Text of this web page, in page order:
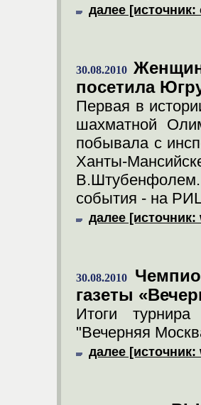
далее
30.08.2010
посетила
Первая в
шахматной
побывала с
Ханты-
события - на
далее
30.08.2010
газеты
Итоги
"Вечерняя
далее